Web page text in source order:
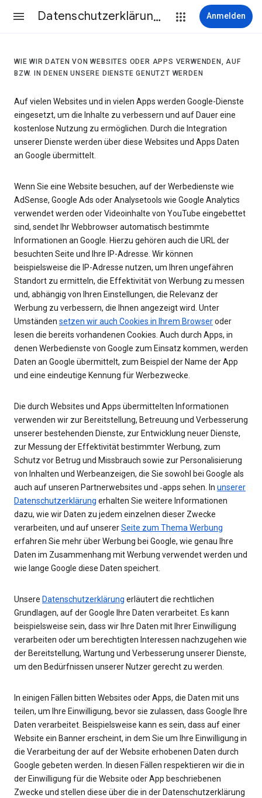
Datenschutzerklärung & Nutzungsbedingungen Anmelden
WIE WIR DATEN VON WEBSITES ODER APPS VERWENDEN, AUF
BZW. IN DENEN UNSERE DIENSTE GENUTZT WERDEN
Auf vielen Websites und in vielen Apps werden Google-Dienste
eingesetzt, um die Inhalte zu verbessern und auf Dauer eine
kostenlose Nutzung zu ermöglichen. Durch die Integration
unserer Dienste werden über diese Websites und Apps Daten
an Google übermittelt.
Wenn Sie eine Website besuchen, auf der Werbedienste wie
AdSense, Google Ads oder Analysetools wie Google Analytics
verwendet werden oder Videoinhalte von YouTube eingebettet
sind, sendet Ihr Webbrowser automatisch bestimmte
Informationen an Google. Hierzu gehören auch die URL der
besuchten Seite und Ihre IP-Adresse. Wir können
beispielsweise die IP-Adresse nutzen, um Ihren ungefähren
Standort zu ermitteln, die Effektivität von Werbung zu messen
und, abhängig von Ihren Einstellungen, die Relevanz der
Werbung zu verbessern, die Ihnen angezeigt wird. Unter
Umständen setzen wir auch Cookies in Ihrem Browseroder
lesen die bereits vorhandenen Cookies. Auch durch Apps, in
denen Werbedienste von Google zum Einsatz kommen, werden
Daten an Google übermittelt, zum Beispiel der Name der App
und eine eindeutige Kennung für Werbezwecke.
Die durch Websites und Apps übermittelten Informationen
verwenden wir zur Bereitstellung, Betreuung und Verbesserung
unserer bestehenden Dienste, zur Entwicklung neuer Dienste,
zur Messung der Effektivität bestimmter Werbung, zum
Schutz vor Betrug und Missbrauch sowie zur Personalisierung
von Inhalten und Werbeanzeigen, die Sie sowohl bei Google als
auch auf unseren Partnerwebsites und ‑apps sehen. In unserer
Datenschutzerklärung erhalten Sie weitere Informationen
dazu, wie wir Daten zu jedem einzelnen dieser Zwecke
verarbeiten, und auf unsererSeite zum Thema Werbung
erfahren Sie mehr über Werbung bei Google, wie genau Ihre
Daten im Zusammenhang mit Werbung verwendet werden und
wie lange Google diese Daten speichert.
Unsere Datenschutzerklärung erläutert die rechtlichen
Grundlagen, auf der Google Ihre Daten verarbeitet. Es kann
beispielsweise sein, dass wir Ihre Daten mit Ihrer Einwilligung
verarbeiten oder um berechtigten Interessen nachzugehen wie
der Bereitstellung, Wartung und Verbesserung unserer Dienste,
um den Bedürfnissen unserer Nutzer gerecht zu werden.
In einigen Fällen bitten Websites oder Apps, die Daten mit uns
teilen, um Ihre Einwilligung, bevor sie zulassen, dass Google Ihre
Daten verarbeitet. Beispielsweise kann es sein, dass auf einer
Website ein Banner erscheint, in dem Sie um Ihre Einwilligung in
die Verarbeitung der auf der Website erhobenen Daten durch
Google gebeten werden. In diesen Fällen respektieren wir die in
der Einwilligung für die Website oder App beschriebenen
Zwecke und stellen diese über die in der Datenschutzerklärung